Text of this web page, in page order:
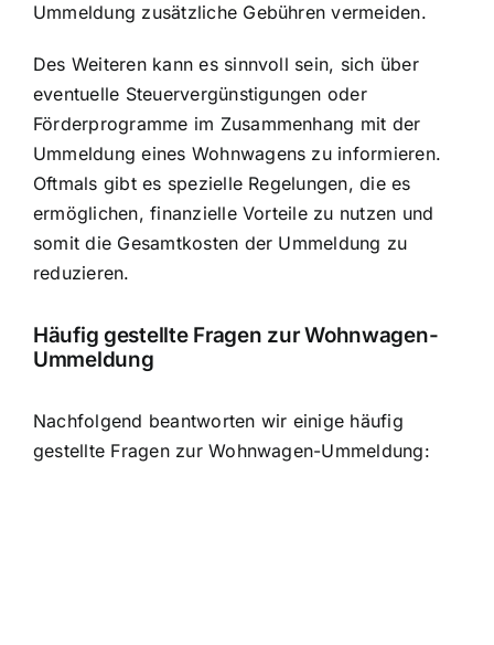
Ummeldung zusätzliche Gebühren vermeiden.
Des Weiteren kann es sinnvoll sein, sich über
eventuelle Steuervergünstigungen oder
Förderprogramme im Zusammenhang mit der
Ummeldung eines Wohnwagens zu informieren.
Oftmals gibt es spezielle Regelungen, die es
ermöglichen, finanzielle Vorteile zu nutzen und
somit die Gesamtkosten der Ummeldung zu
reduzieren.
Häufig gestellte Fragen zur Wohnwagen-
Ummeldung
Nachfolgend beantworten wir einige häufig
gestellte Fragen zur Wohnwagen-Ummeldung: